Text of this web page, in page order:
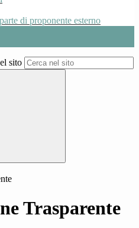
di proponente esterno
sito
Trasparente